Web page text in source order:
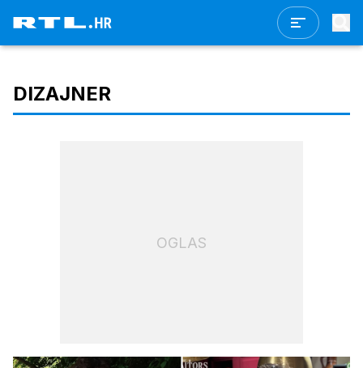
DIZAJNER
OGLAS